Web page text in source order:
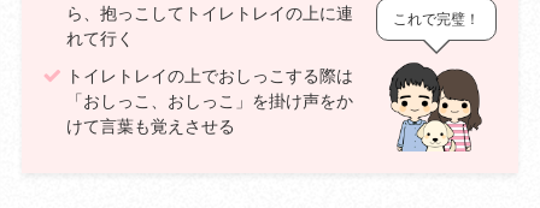
ら、抱っこしてトイレトレイの上に連
れて行く
トイレトレイの上でおしっこする際は
「おしっこ、おしっこ」を掛け声をか
けて言葉も覚えさせる
これで完璧！